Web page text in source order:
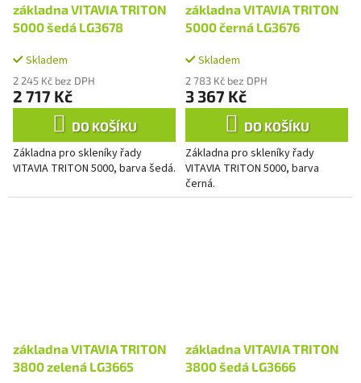
základna VITAVIA TRITON
5000 šedá LG3678
Skladem
2 245 Kč bez DPH
2 717 Kč
DO KOŠÍKU
Základna pro skleníky řady
VITAVIA TRITON 5000, barva šedá.
základna VITAVIA TRITON
5000 černá LG3676
Skladem
2 783 Kč bez DPH
3 367 Kč
DO KOŠÍKU
Základna pro skleníky řady
VITAVIA TRITON 5000, barva
černá.
základna VITAVIA TRITON
3800 zelená LG3665
základna VITAVIA TRITON
3800 šedá LG3666